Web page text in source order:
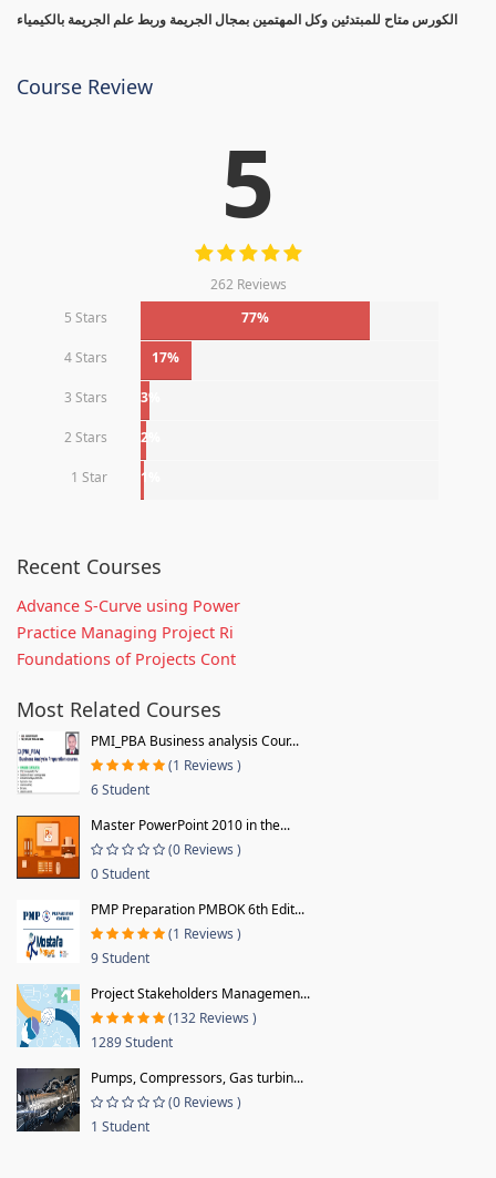
الكورس متاح للمبتدئين وكل المهتمين بمجال الجريمة وربط علم الجريمة بالكيمياء
Course Review
5
262 Reviews
5 Stars
77%
4 Stars 17%
3 Stars 3%
2 Stars 2%
1 Star 1%
Recent Courses
Advance S-Curve using Power
Practice Managing Project Ri
Foundations of Projects Cont
Most Related Courses
PMI_PBA Business analysis Cour...
(1 Reviews )
6 Student
Master PowerPoint 2010 in the...
(0 Reviews )
0 Student
PMP Preparation PMBOK 6th Edit...
(1 Reviews )
9 Student
Project Stakeholders Managemen...
(132 Reviews )
1289 Student
Pumps, Compressors, Gas turbin...
(0 Reviews )
1 Student